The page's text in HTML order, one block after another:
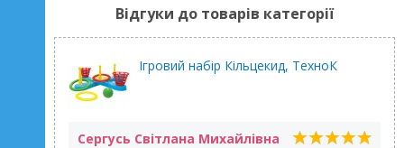
Відгуки до товарів категорії
Ігровий набір Кільцекид, ТехноК
Сергусь Світлана Михайлівна